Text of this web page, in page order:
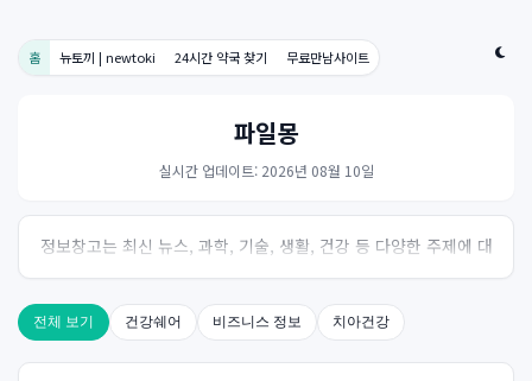
홈 뉴토끼 | newtoki 24시간 약국 찾기 무료만남사이트
파일몽
실시간 업데이트: 2026년 08월 10일
정보창고는 최신 뉴스, 과학, 기술, 생활, 건강 등 다양한 주제에 대
한 신뢰성 있는 정보를 제공하는 온라인 자료실입니다.
전체 보기 건강쉐어 비즈니스 정보 치아건강